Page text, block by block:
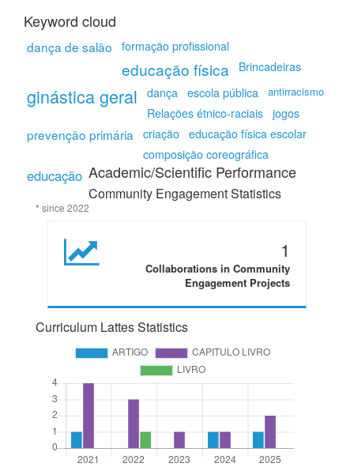
Keyword cloud
dança de salão formação profissional
educação física Brincadeiras
ginástica geral dança escola pública antirracismo
Relações étnico-raciais jogos
prevenção primária criação educação física escolar
composição coreográfica
educação Academic/Scientific Performance
Community Engagement Statistics
* since 2022
1
Collaborations in Community
Engagement Projects
Curriculum Lattes Statistics